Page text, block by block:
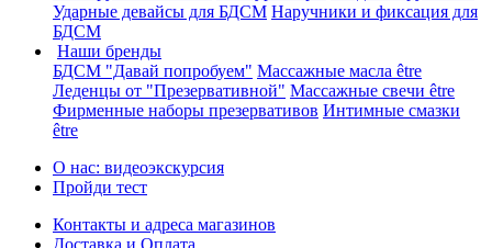
Ударные девайсы для БДСМ Наручники и фиксация для
БДСМ
Наши бренды
БДСМ "Давай попробуем" Массажные масла être
Леденцы от "Презервативной" Массажные свечи être
Фирменные наборы презервативов Интимные смазки
être
О нас: видеоэкскурсия
Пройди тест
Контакты и адреса магазинов
Доставка и Оплата